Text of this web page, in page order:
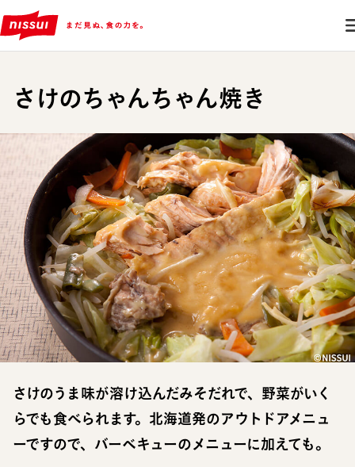
さけのちゃんちゃん焼き
さけのうま味が溶け込んだみそだれで、野菜がいく
らでも食べられます。北海道発のアウトドアメニュ
ーですので、バーベキューのメニューに加えても。